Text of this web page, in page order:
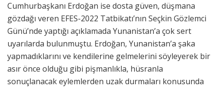
Cumhurbaşkanı Erdoğan ise dosta güven, düşmana
gözdağı veren EFES-2022 Tatbikatı’nın Seçkin Gözlemci
Günü’nde yaptığı açıklamada Yunanistan’a çok sert
uyarılarda bulunmuştu. Erdoğan, Yunanistan’a şaka
yapmadıklarını ve kendilerine gelmelerini söyleyerek bir
asır önce olduğu gibi pişmanlıkla, hüsranla
sonuçlanacak eylemlerden uzak durmaları konusunda